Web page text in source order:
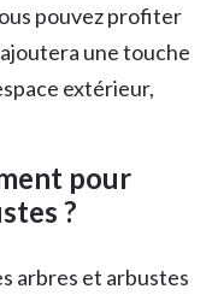
pouvez profiter
une touche
extérieur,
pour
?
arbres et arbustes